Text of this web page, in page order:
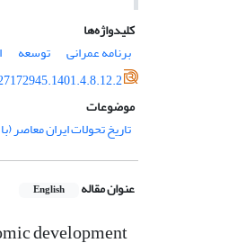
کلیدواژه‌ها
برنامه عمرانی
توسعه
موضوعات
تاریخ تحولات ایران معاصر (با تاکید
عنوان مقاله English
development